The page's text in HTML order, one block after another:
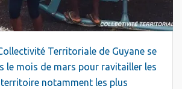
Territoriale de Guyane se
le mois de mars pour ravitailler les
notamment les plus